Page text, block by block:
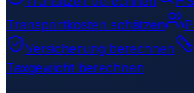
Transportkosten schätzen
Versicherung berechnen
Taxgewicht berechnen